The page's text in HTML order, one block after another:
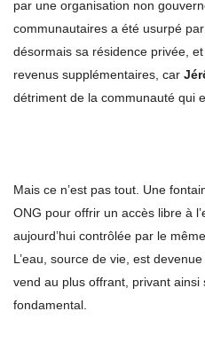
par une organisation non
communautaires a été usurpé
désormais sa résidence privée,
revenus supplémentaires, car
détriment de la communauté qui
Mais ce n’est pas tout. Une
ONG pour offrir un accès libre à
aujourd’hui contrôlée par le
L’eau, source de vie, est
vend au plus offrant, privant ainsi
fondamental.